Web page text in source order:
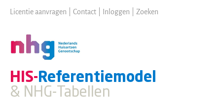
content
Licentie aanvragen Contact Inloggen Zoeken
HIS-Referentiemodel
& NHG-Tabellen